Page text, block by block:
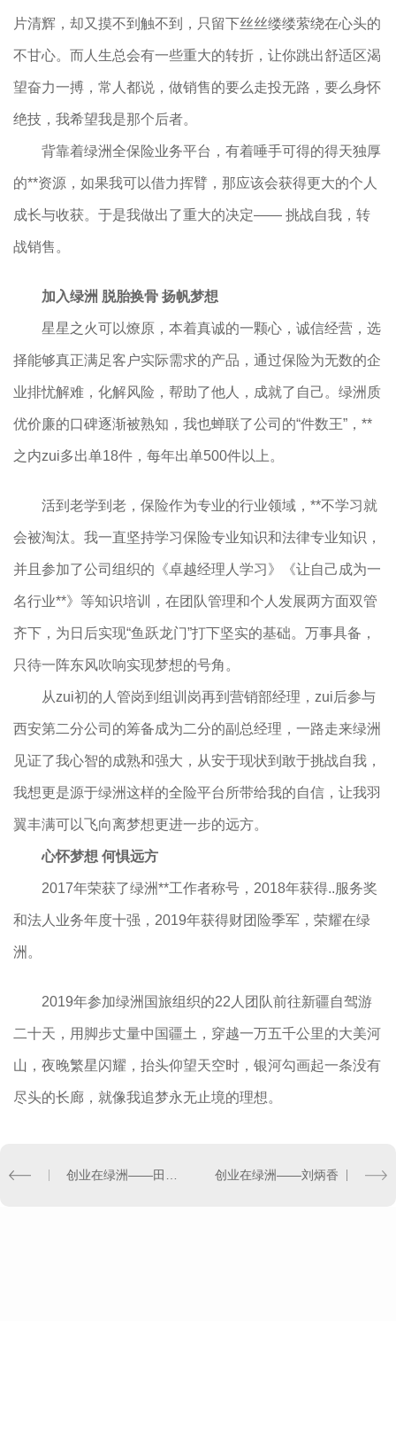
片清辉，却又摸不到触不到，只留下丝丝缕缕萦绕在心头的
不甘心。而人生总会有一些重大的转折，让你跳出舒适区渴
望奋力一搏，常人都说，做销售的要么走投无路，要么身怀
绝技，我希望我是那个后者。
背靠着绿洲全保险业务平台，有着唾手可得的得天独厚
的**资源，如果我可以借力挥臂，那应该会获得更大的个人
成长与收获。于是我做出了重大的决定—— 挑战自我，转
战销售。
加入绿洲 脱胎换骨 扬帆梦想
星星之火可以燎原，本着真诚的一颗心，诚信经营，选
择能够真正满足客户实际需求的产品，通过保险为无数的企
业排忧解难，化解风险，帮助了他人，成就了自己。绿洲质
优价廉的口碑逐渐被熟知，我也蝉联了公司的“件数王”，**
之内zui多出单18件，每年出单500件以上。
活到老学到老，保险作为专业的行业领域，**不学习就
会被淘汰。我一直坚持学习保险专业知识和法律专业知识，
并且参加了公司组织的《卓越经理人学习》《让自己成为一
名行业**》等知识培训，在团队管理和个人发展两方面双管
齐下，为日后实现“鱼跃龙门”打下坚实的基础。万事具备，
只待一阵东风吹响实现梦想的号角。
从zui初的人管岗到组训岗再到营销部经理，zui后参与
西安第二分公司的筹备成为二分的副总经理，一路走来绿洲
见证了我心智的成熟和强大，从安于现状到敢于挑战自我，
我想更是源于绿洲这样的全险平台所带给我的自信，让我羽
翼丰满可以飞向离梦想更进一步的远方。
心怀梦想 何惧远方
2017年荣获了绿洲**工作者称号，2018年获得..服务奖
和法人业务年度十强，2019年获得财团险季军，荣耀在绿
洲。
2019年参加绿洲国旅组织的22人团队前往新疆自驾游
二十天，用脚步丈量中国疆土，穿越一万五千公里的大美河
山，夜晚繁星闪耀，抬头仰望天空时，银河勾画起一条没有
尽头的长廊，就像我追梦永无止境的理想。
创业在绿洲——刘炳香